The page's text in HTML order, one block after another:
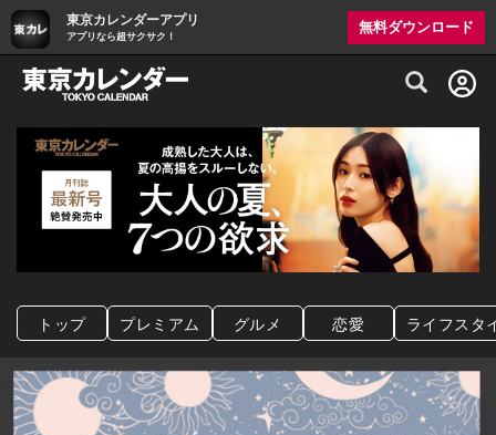
東京カレンダーアプリ
アプリなら超サクサク！
無料ダウンロード
グルメ情報・プレミアムレストラン予約
トップ プレミアム グルメ 恋愛 ライフスタ